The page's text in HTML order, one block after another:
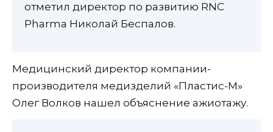
отметил директор по развитию RNC
Pharma Николай Беспалов.
Медицинский директор компании-
производителя медизделий «Пластис-М»
Олег Волков нашел объяснение ажиотажу.